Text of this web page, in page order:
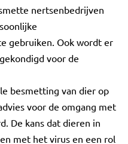
nertsenbedrijven
gebruiken. Ook wordt er
voor de
besmetting van dier op
voor de omgang met
De kans dat dieren in
met het virus en een rol